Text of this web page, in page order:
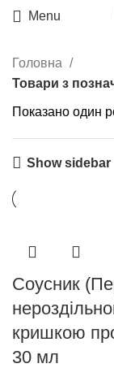
Menu
Головна
Товари з
Показано один
Show sidebar
Соусник
кришкою
30 мл